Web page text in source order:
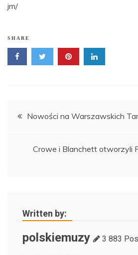
jm/
SHARE
Nawigacja
Nowości na Warszawskich
Crowe i Blanchett otworzyli
Written by:
polskiemuzy 3 883